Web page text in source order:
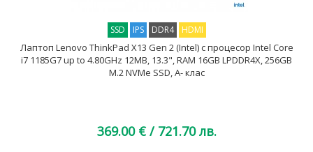
SSD IPS DDR4 HDMI
Лаптоп Lenovo ThinkPad X13 Gen 2 (Intel) с процесор Intel Core
i7 1185G7 up to 4.80GHz 12MB, 13.3", RAM 16GB LPDDR4X, 256GB
M.2 NVMe SSD, A- клас
369.00 € / 721.70 лв.